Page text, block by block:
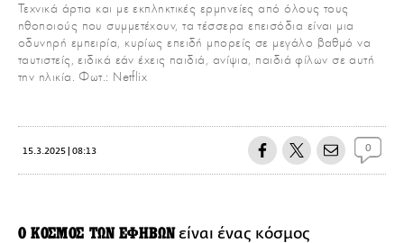
Τεχνικά άρτια και με εκπληκτικές ερμηνείες από όλους τους
ηθοποιούς που συμμετέχουν, τα τέσσερα επεισόδια είναι μια
οδυνηρή εμπειρία, κυρίως επειδή μπορείς σε μεγάλο βαθμό να
ταυτιστείς, ειδικά εάν έχεις παιδιά, ανίψια, παιδιά φίλων σε αυτή
την ηλικία. Φωτ.: Netflix
15.3.2025 | 08:13 0
Ο ΚΟΣΜΟΣ ΤΩΝ ΕΦΗΒΩΝείναι ένας κόσμος